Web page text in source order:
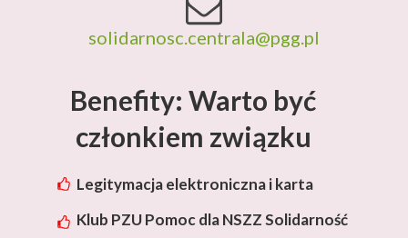
Benefity: Warto być
członkiem związku
Legitymacja elektroniczna i karta
Klub PZU Pomoc dla NSZZ Solidarność
solidarnosc.centrala@pgg.pl